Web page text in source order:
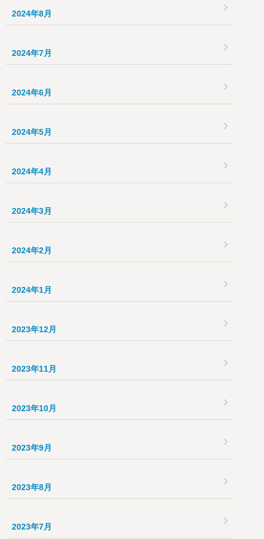
2024年8月
2024年7月
2024年6月
2024年5月
2024年4月
2024年3月
2024年2月
2024年1月
2023年12月
2023年11月
2023年10月
2023年9月
2023年8月
2023年7月